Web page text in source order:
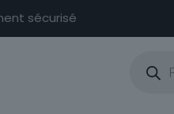
sécurisé